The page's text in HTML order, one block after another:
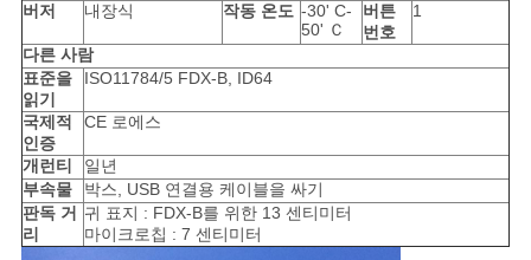
인
용
문
을
요
버저 내장식 작동 온도 -30' C-
50' Ｃ
버튼
번호
1
다른 사람
표준을
읽기
ISO11784/5 FDX-B, ID64
국제적
인증
CE 로에스
개런티
일년
부속물
박스, USB 연결용 케이블을 싸기
판독 거
리
귀 표지 : FDX-B를 위한 13 센티미터
마이크로칩 : 7 센티미터